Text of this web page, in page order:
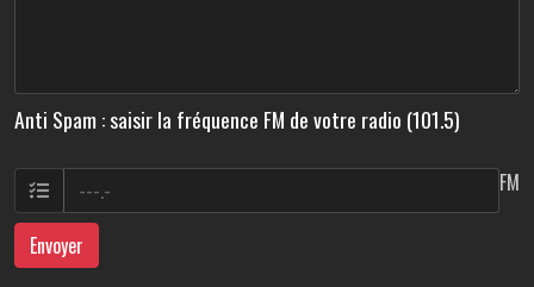
Anti Spam : saisir la fréquence FM de votre radio (101.5)
FM
Envoyer